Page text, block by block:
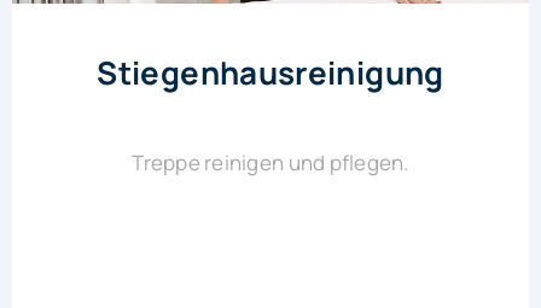
Stiegenhausreinigung
Treppe reinigen und pflegen.